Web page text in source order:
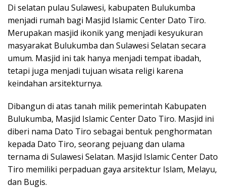
Di selatan pulau Sulawesi, kabupaten Bulukumba
menjadi rumah bagi Masjid Islamic Center Dato Tiro.
Merupakan masjid ikonik yang menjadi kesyukuran
masyarakat Bulukumba dan Sulawesi Selatan secara
umum. Masjid ini tak hanya menjadi tempat ibadah,
tetapi juga menjadi tujuan wisata religi karena
keindahan arsitekturnya.
Dibangun di atas tanah milik pemerintah Kabupaten
Bulukumba, Masjid Islamic Center Dato Tiro. Masjid ini
diberi nama Dato Tiro sebagai bentuk penghormatan
kepada Dato Tiro, seorang pejuang dan ulama
ternama di Sulawesi Selatan. Masjid Islamic Center Dato
Tiro memiliki perpaduan gaya arsitektur Islam, Melayu,
dan Bugis.